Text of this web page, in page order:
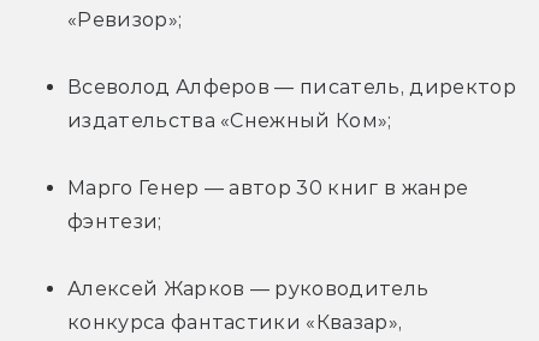
«Ревизор»;
Всеволод Алферов — писатель, директор
издательства «Снежный Ком»;
Марго Генер — автор 30 книг в жанре
фэнтези;
Алексей Жарков — руководитель
конкурса фантастики «Квазар»,